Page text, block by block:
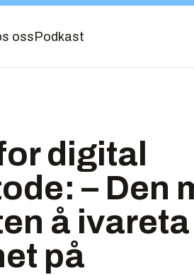
oss Podkast
digital
– Den
å ivareta
på